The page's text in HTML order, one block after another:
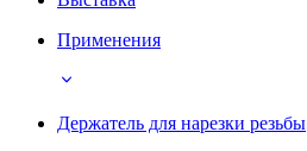
Применения
Держатель для нарезки резьбы